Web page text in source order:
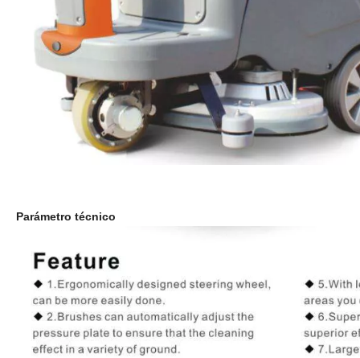
Parámetro técnico